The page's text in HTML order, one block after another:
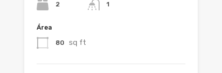
2 1
Área
80 sq ft